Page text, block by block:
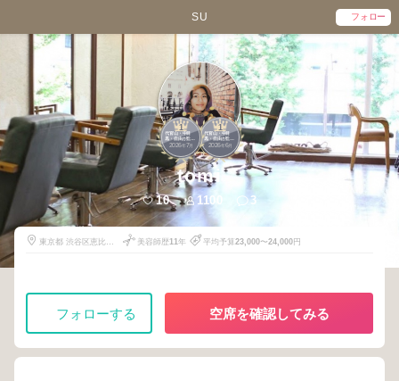
SU フォロー
1
代官山・中目
黒・自由が丘・
武蔵小杉・学大
2026年7月
1
代官山・中目
黒・自由が丘・
武蔵小杉・学大
2026年6月
tomi
10 1100 3
東京都 渋谷区恵比寿
美容師歴11年 平均予算23,000〜24,000円
フォローする 空席を確認してみる